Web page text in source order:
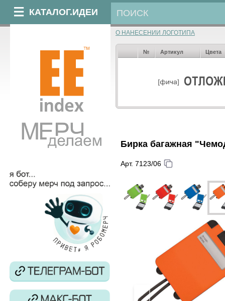
КАТАЛОГ.ИДЕИ
О НАНЕСЕНИИ ЛОГОТИПА
№ Артикул Цвета
Бирка багажная
Арт. 7123/06
‹